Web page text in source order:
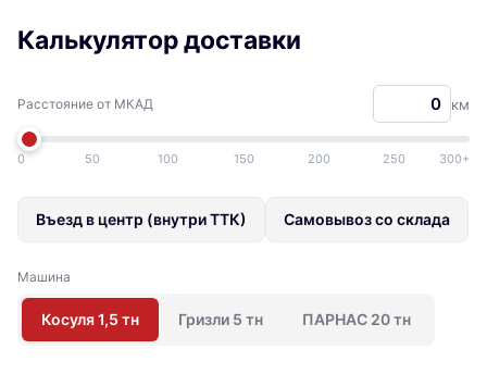
Калькулятор доставки
Расстояние от МКАД км
0 50 100 150 200 250 300+
Въезд в центр (внутри ТТК) Самовывоз со склада
Машина
Косуля 1,5 тн Гризли 5 тн ПАРНАС 20 тн